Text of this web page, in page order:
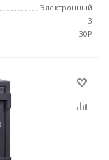
Электронный
3
30P